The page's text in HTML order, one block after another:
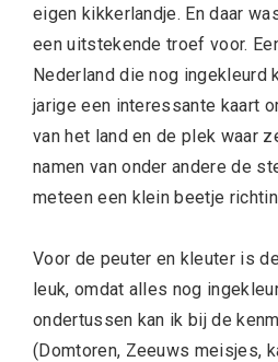
eigen kikkerlandje. En daar
een uitstekende troef voor.
Nederland die nog ingekleurd
jarige een interessante kaart
van het land en de plek waar
namen van onder andere de
meteen een klein beetje
Voor de peuter en kleuter is
leuk, omdat alles nog
ondertussen kan ik bij de
(Domtoren, Zeeuws meisjes,